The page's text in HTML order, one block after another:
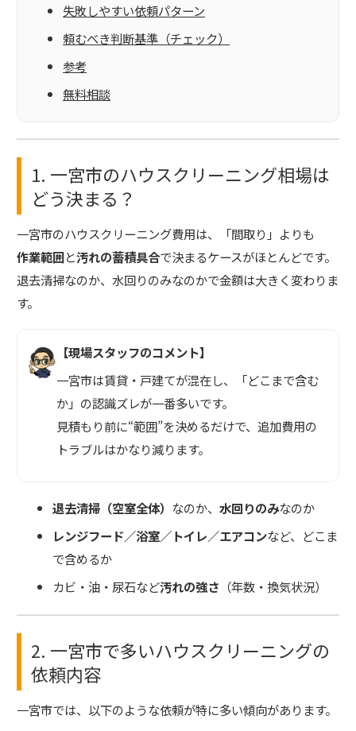
失敗しやすい依頼パターン
頼むべき判断基準（チェック）
参考
無料相談
1. 一宮市のハウスクリーニング相場は
どう決まる？
一宮市のハウスクリーニング費用は、「間取り」よりも
作業範囲と汚れの蓄積具合で決まるケースがほとんどです。
退去清掃なのか、水回りのみなのかで金額は大きく変わりま
す。
【現場スタッフのコメント】
一宮市は賃貸・戸建てが混在し、「どこまで含む
か」の認識ズレが一番多いです。
見積もり前に“範囲”を決めるだけで、追加費用の
トラブルはかなり減ります。
退去清掃（空室全体） なのか、水回りのみなのか
レンジフード／浴室／トイレ／エアコンなど、どこま
で含めるか
カビ・油・尿石など汚れの強さ （年数・換気状況）
2. 一宮市で多いハウスクリーニングの
依頼内容
一宮市では、以下のような依頼が特に多い傾向があります。